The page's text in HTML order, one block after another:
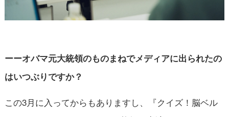
ーーオバマ元大統領のものまねでメディアに出られたの
はいつぶりですか？
この3月に入ってからもありますし、『クイズ！脳ベル